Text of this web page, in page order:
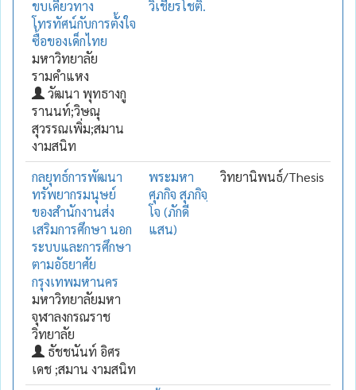
ขบเคี้ยวทาง
โทรทัศน์กับการตั้งใจ
ซื้อของเด็กไทย
มหาวิทยาลัย
รามคำแหง
วัฒนา พุทธางกู
รานนท์;วิษณุ
สุวรรณเพิ่ม;สมาน
งามสนิท
วิเชียรโชติ.
กลยุทธ์การพัฒนา
ทรัพยากรมนุษย์
ของสำนักงานส่ง
เสริมการศึกษา นอก
ระบบและการศึกษา
ตามอัธยาศัย
กรุงเทพมหานคร
มหาวิทยาลัยมหา
จุฬาลงกรณราช
วิทยาลัย
ธัชชนันท์ อิศร
เดช ;สมาน งามสนิท
พระมหา
ศุภกิจ สุภกิจฺ
โจ (ภักดี
แสน)
วิทยานิพนธ์/Thesis